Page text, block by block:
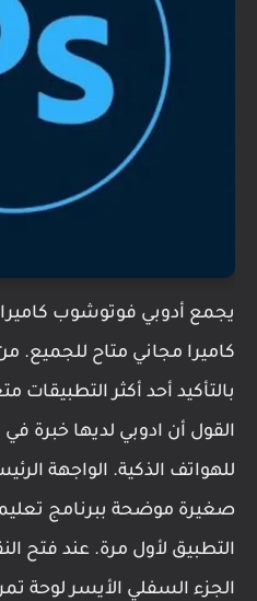
يجمع أدوبي فوتوشوب
كاميرا مجاني متاح للجميع.
بالتأكيد أحد أكثر التطبيقات
القول أن ادوبي لديها خبرة
للهواتف الذكية. الواجهة
صغيرة موضحة ببرنامج
التطبيق لأول مرة. عند فتح
الجزء السفلي الأيسر لوحة